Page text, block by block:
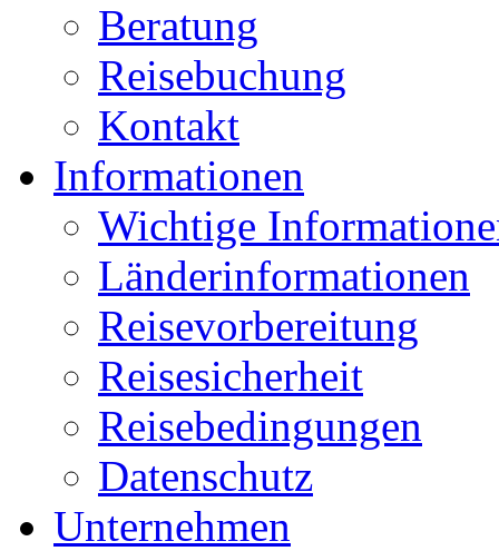
Beratung
Reisebuchung
Kontakt
Informationen
Wichtige
Länderinformationen
Reisevorbereitung
Reisesicherheit
Reisebedingungen
Datenschutz
Unternehmen